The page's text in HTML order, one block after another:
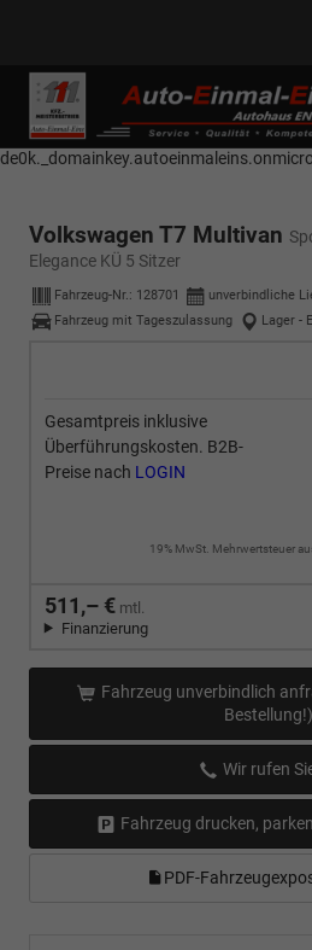
------------ Host Name :
selector1-aee-
Name : selector2._domainkey Points to
Volkswagen T7 Multivan
Elegance KÜ 5 Sitzer
Fahrzeug-Nr.: 128701 unverbindliche
Fahrzeug mit Tageszulassung
Lager -
Gesamtpreis inklusive
Überführungskosten. B2B-
Preise nach LOGIN
19% MwSt. Mehrwertsteuer
511,– € mtl.
Finanzierung
Fahrzeug unverbindlich
Bestellung!)
Wir rufen
Fahrzeug drucken,
PDF-